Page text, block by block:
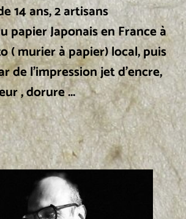
14 ans, 2 artisans
papier Japonais en France à
( murier à papier) local, puis
de l'impression jet d'encre,
, dorure ...